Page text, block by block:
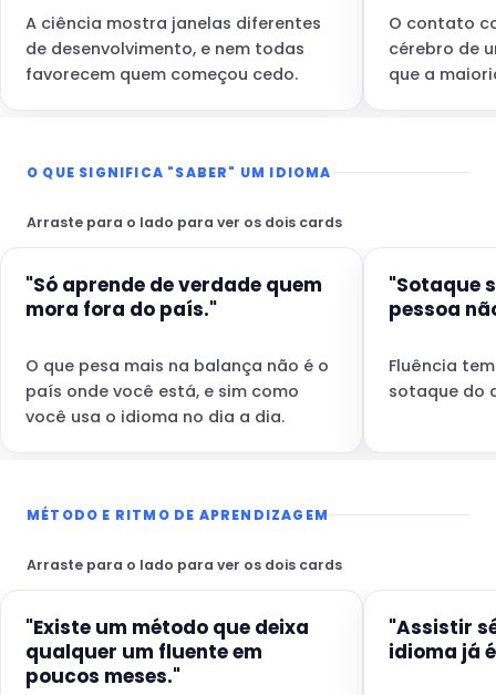
A ciência mostra janelas diferentes
de desenvolvimento, e nem todas
favorecem quem começou cedo.
O contato
cérebro de
que a
O QUE SIGNIFICA "SABER" UM IDIOMA
Arraste para o lado para ver os dois cards
"Só aprende de verdade quem
mora fora do país."
O que pesa mais na balança não é o
país onde você está, e sim como
você usa o idioma no dia a dia.
"Sotaque
pessoa
Fluência
sotaque do
MÉTODO E RITMO DE APRENDIZAGEM
Arraste para o lado para ver os dois cards
"Existe um método que deixa
qualquer um fluente em
poucos meses."
"Assistir
idioma já